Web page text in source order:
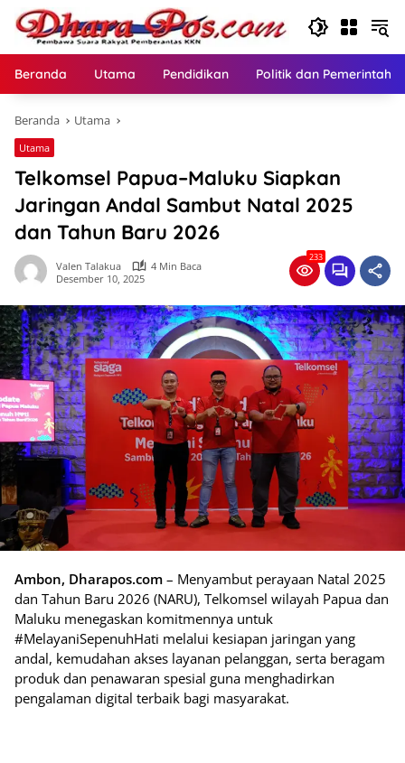
Langsung
konten
Beranda Utama Pendidikan Politik dan
Beranda Utama
Utama
Telkomsel Papua–Maluku Siapkan
Jaringan Andal Sambut Natal 2025
dan Tahun Baru 2026
Valen Talakua
4 Min Baca
Desember 10, 2025
233
Ambon, Dharapos.com – Menyambut perayaan Natal 2025
dan Tahun Baru 2026 (NARU), Telkomsel wilayah Papua dan
Maluku menegaskan komitmennya untuk
#MelayaniSepenuhHati melalui kesiapan jaringan yang
andal, kemudahan akses layanan pelanggan, serta beragam
produk dan penawaran spesial guna menghadirkan
pengalaman digital terbaik bagi masyarakat.